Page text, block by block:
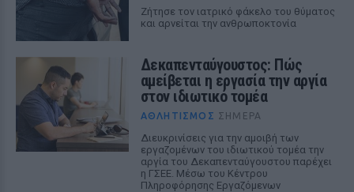
Ζήτησε τον ιατρικό φάκελο του θύματος
και αρνείται την ανθρωποκτονία
Δεκαπενταύγουστος: Πώς
αμείβεται η εργασία την αργία
στον ιδιωτικό τομέα
ΑΘΛΗΤΙΣΜΌΣ ΣΉΜΕΡΑ
Διευκρινίσεις για την αμοιβή των
εργαζομένων του ιδιωτικού τομέα την
αργία του Δεκαπενταύγουστου παρέχει
η ΓΣΕΕ. Μέσω του Κέντρου
Πληροφόρησης Εργαζόμενων